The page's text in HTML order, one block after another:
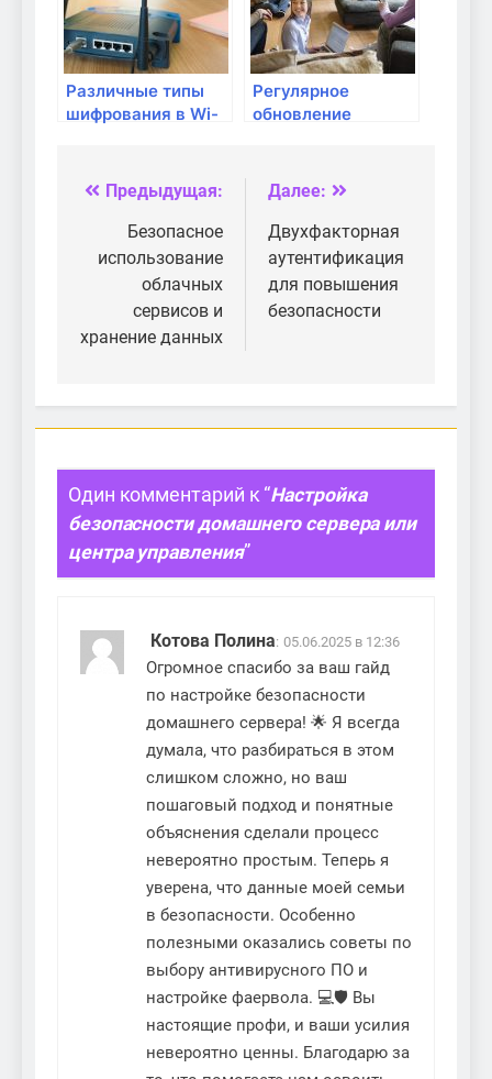
Различные типы
шифрования в Wi-
Регулярное
обновление
устранения
уязвимостей
Навигация
записям
Предыдущая:
Безопасное
использование
облачных
сервисов и
хранение данных
Далее:
Двухфакторная
аутентификация
для повышения
безопасности
Один комментарий к “Настройка
безопасности домашнего сервера или
центра управления”
Котова Полина: 05.06.2025 в 12:36
Огромное спасибо за ваш гайд
по настройке безопасности
домашнего сервера! 🌟 Я всегда
думала, что разбираться в этом
слишком сложно, но ваш
пошаговый подход и понятные
объяснения сделали процесс
невероятно простым. Теперь я
уверена, что данные моей семьи
в безопасности. Особенно
полезными оказались советы по
выбору антивирусного ПО и
настройке фаервола. 💻🛡️ Вы
настоящие профи, и ваши усилия
невероятно ценны. Благодарю за